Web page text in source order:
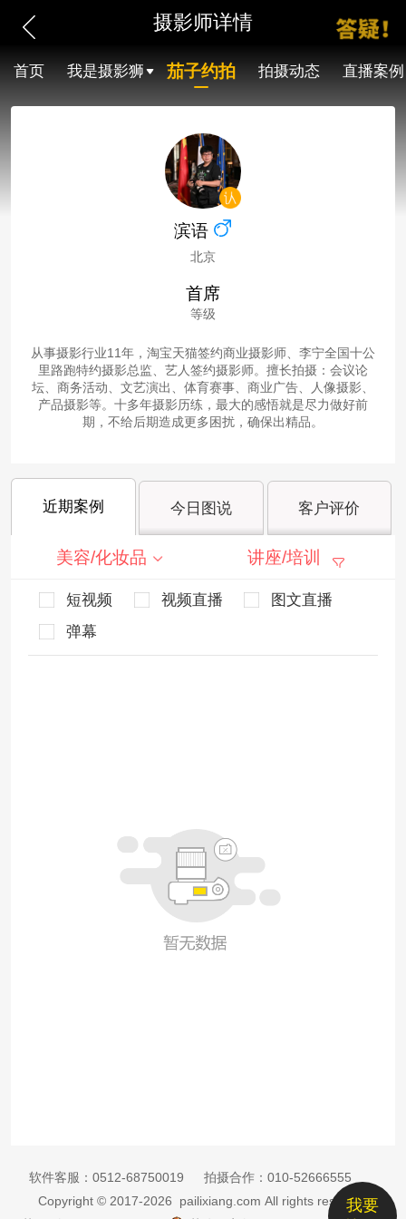
摄影师详情
首页 我是摄影狮 茄子约拍 拍摄动态 直播案例
滨语
北京
首席
等级
从事摄影行业11年，淘宝天猫签约商业摄影师、李宁全国十公
里路跑特约摄影总监、艺人签约摄影师。擅长拍摄：会议论
坛、商务活动、文艺演出、体育赛事、商业广告、人像摄影、
产品摄影等。十多年摄影历练，最大的感悟就是尽力做好前
期，不给后期造成更多困扰，确保出精品。
近期案例 今日图说 客户评价
美容/化妆品 讲座/培训
短视频 视频直播
图文直播
弹幕
我要
软件客服： 0512-68750019 拍摄合作： 010-52666555
Copyright © 2017-2026 pailixiang.com All rights reserved